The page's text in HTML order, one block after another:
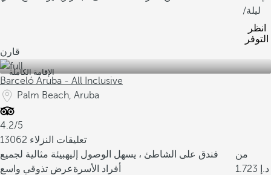
/ليلة
انظر
التوفر
قارن
الإقامة الكاملة
Barceló Aruba - All Inclusive
Palm Beach, Aruba
4.2/5
13062 تعليقات النزلاء
فندق على الشاطئ ، يسهل الوصول إليهبيئة مثالية لجميع
أفراد الأسرةعرض تذوقي واسع
من
1.723